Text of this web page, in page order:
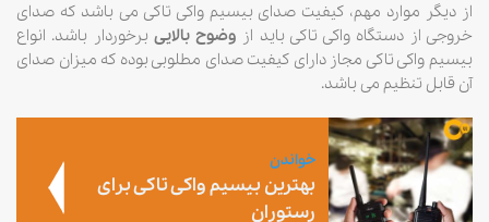
از دیگر موارد مهم، کیفیت صدای بیسیم واکی تاکی می باشد که صدای
خروجی از دستگاه واکی تاکی باید از وضوح بالایی برخوردار باشد. انواع
بیسیم واکی تاکی مجاز دارای کیفیت صدای مطلوبی بوده که میزان صدای
آن قابل تنظیم می باشد.
خواندن
بهترین بیسیم واکی تاکی برای
رستوران